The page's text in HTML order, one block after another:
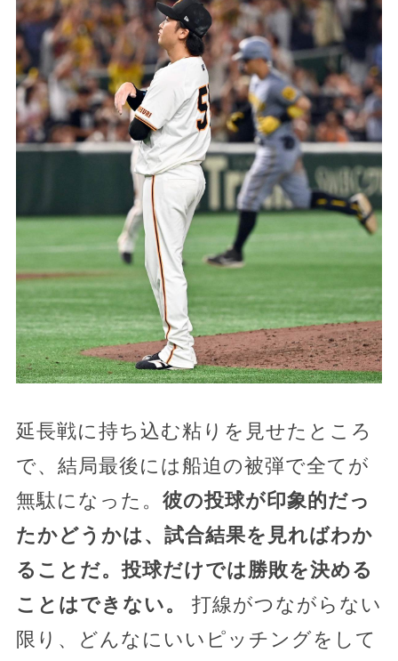
延長戦に持ち込む粘りを見せたところ
で、結局最後には船迫の被弾で全てが
無駄になった。 彼の投球が印象的だっ
たかどうかは、試合結果を見ればわか
ることだ。投球だけでは勝敗を決める
ことはできない。
打線がつながらない
限り、どんなにいいピッチングをして